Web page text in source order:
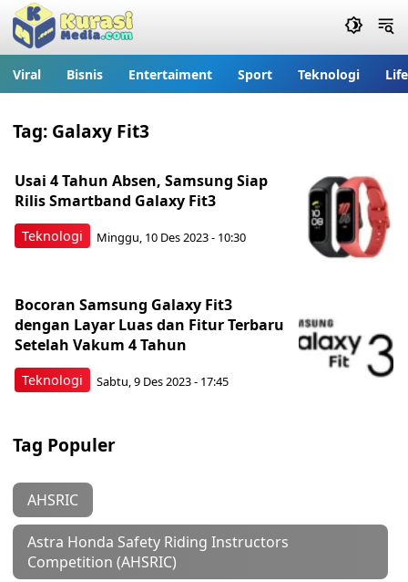
Viral Bisnis Entertaiment Sport Teknologi
Tag: Galaxy Fit3
Teknologi
Usai 4 Tahun Absen, Samsung Siap
Rilis Smartband Galaxy Fit3
Minggu, 10 Des 2023 - 10:30
Teknologi
Bocoran Samsung Galaxy Fit3
dengan Layar Luas dan Fitur Terbaru
Setelah Vakum 4 Tahun
Sabtu, 9 Des 2023 - 17:45
Tag Populer
AHSRIC
Astra Honda Safety Riding Instructors
Competition (AHSRIC)